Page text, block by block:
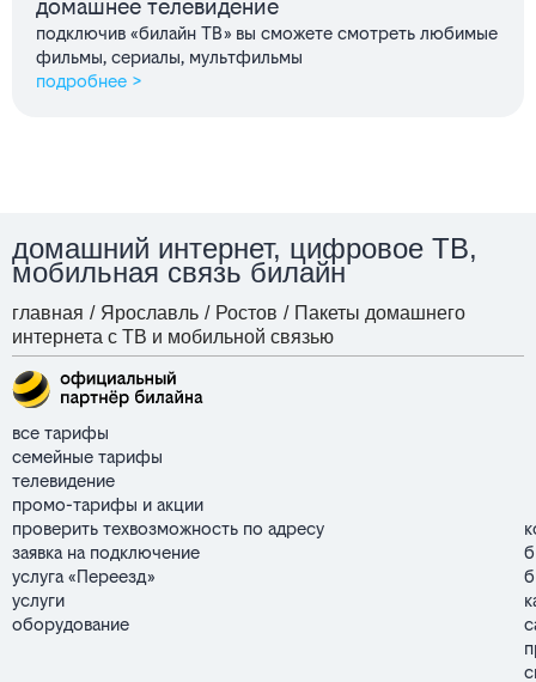
домашнее телевидение
подключив «билайн ТВ» вы сможете смотреть любимые
фильмы, сериалы, мультфильмы
подробнее >
домашний интернет, цифровое ТВ,
мобильная связь билайн
главная / Ярославль / Ростов / Пакеты домашнего
интернета с ТВ и мобильной связью
все тарифы
семейные тарифы
телевидение
промо-тарифы и акции
проверить техвозможность по адресу
заявка на подключение
услуга «Переезд»
услуги
оборудование